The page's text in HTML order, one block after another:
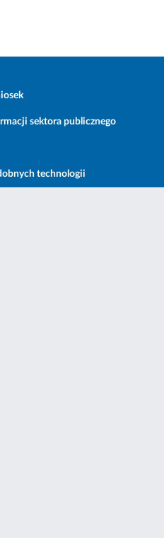
sektora publicznego
technologii